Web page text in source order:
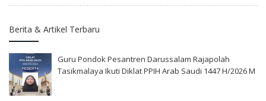
Berita & Artikel Terbaru
Guru Pondok Pesantren Darussalam Rajapolah
Tasikmalaya Ikuti Diklat PPIH Arab Saudi 1447 H/2026 M